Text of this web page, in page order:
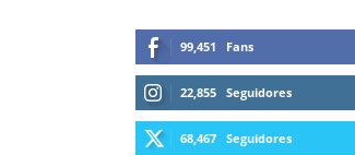
99,451 Fans
22,855 Seguidores
68,467 Seguidores